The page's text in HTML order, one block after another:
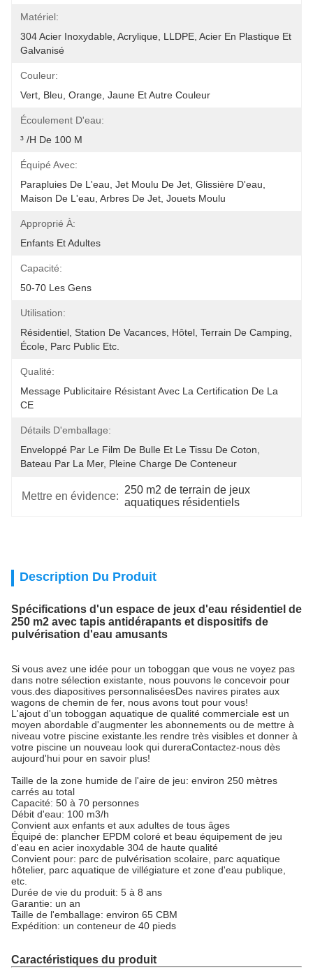
Matériel:
304 Acier Inoxydable, Acrylique, LLDPE, Acier En Plastique Et
Galvanisé
Couleur:
Vert, Bleu, Orange, Jaune Et Autre Couleur
Écoulement D'eau:
³ /h De 100 M
Équipé Avec:
Parapluies De L'eau, Jet Moulu De Jet, Glissière D'eau,
Maison De L'eau, Arbres De Jet, Jouets Moulu
Approprié À:
Enfants Et Adultes
Capacité:
50-70 Les Gens
Utilisation:
Résidentiel, Station De Vacances, Hôtel, Terrain De Camping,
École, Parc Public Etc.
Qualité:
Message Publicitaire Résistant Avec La Certification De La
CE
Détails D'emballage:
Enveloppé Par Le Film De Bulle Et Le Tissu De Coton,
Bateau Par La Mer, Pleine Charge De Conteneur
Mettre en évidence:
250 m2 de terrain de jeux
aquatiques résidentiels
Description Du Produit
Spécifications d'un espace de jeux d'eau résidentiel de
250 m2 avec tapis antidérapants et dispositifs de
pulvérisation d'eau amusants
Si vous avez une idée pour un toboggan que vous ne voyez pas
dans notre sélection existante, nous pouvons le concevoir pour
vous. des diapositives personnaliséesDes navires pirates aux
wagons de chemin de fer, nous avons tout pour vous!
L'ajout d'un toboggan aquatique de qualité commerciale est un
moyen abordable d'augmenter les abonnements ou de mettre à
niveau votre piscine existante.les rendre très visibles et donner à
votre piscine un nouveau look qui dureraContactez-nous dès
aujourd'hui pour en savoir plus!
Taille de la zone humide de l'aire de jeu: environ 250 mètres
carrés au total
Capacité: 50 à 70 personnes
Débit d'eau: 100 m3/h
Convient aux enfants et aux adultes de tous âges
Équipé de: plancher EPDM coloré et beau équipement de jeu
d'eau en acier inoxydable 304 de haute qualité
Convient pour: parc de pulvérisation scolaire, parc aquatique
hôtelier, parc aquatique de villégiature et zone d'eau publique,
etc.
Durée de vie du produit: 5 à 8 ans
Garantie: un an
Taille de l'emballage: environ 65 CBM
Expédition: un conteneur de 40 pieds
Caractéristiques du produit